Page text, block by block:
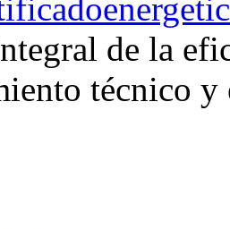
de la
técnico y